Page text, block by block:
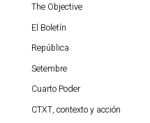
The Objective
El Boletín
República
Setembre
Cuarto Poder
CTXT, contexto y acción